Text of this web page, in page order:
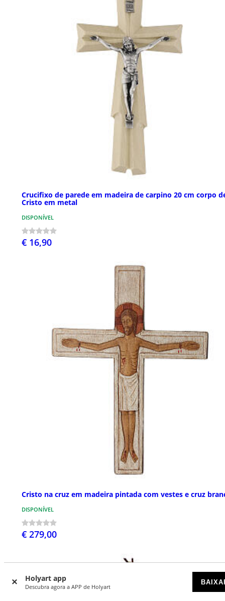
Holyart app
Descubra agora a APP de Holyart
Crucifixo de parede em madeira de carpino 20 cm corpo
Cristo em metal
DISPONÍVEL
€ 16,90
Cristo na cruz em madeira pintada com vestes e cruz
DISPONÍVEL
€ 279,00